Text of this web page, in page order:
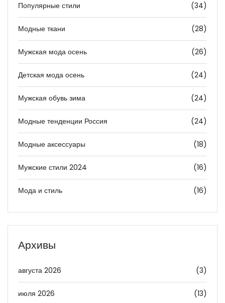
Популярные стили (34)
Модные ткани (28)
Мужская мода осень (26)
Детская мода осень (24)
Мужская обувь зима (24)
Модные тенденции Россия (24)
Модные аксессуары (18)
Мужские стили 2024 (16)
Мода и стиль (16)
Архивы
августа 2026 (3)
июля 2026 (13)